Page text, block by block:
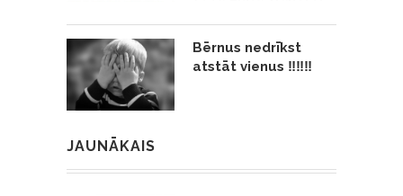
Bērnus nedrīkst
atstāt vienus ‼️‼️‼️
JAUNĀKAIS